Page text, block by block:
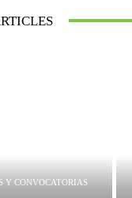
Y CONVOCATORIAS